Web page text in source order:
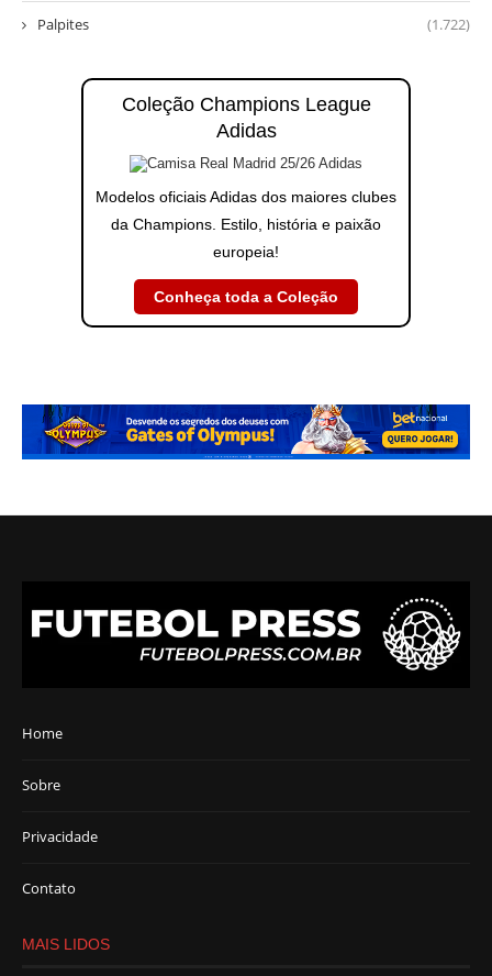
Palpites (1.722)
Coleção Champions League
Adidas
Modelos oficiais Adidas dos maiores clubes
da Champions. Estilo, história e paixão
europeia!
Conheça toda a Coleção
Home
Sobre
Privacidade
Contato
MAIS LIDOS